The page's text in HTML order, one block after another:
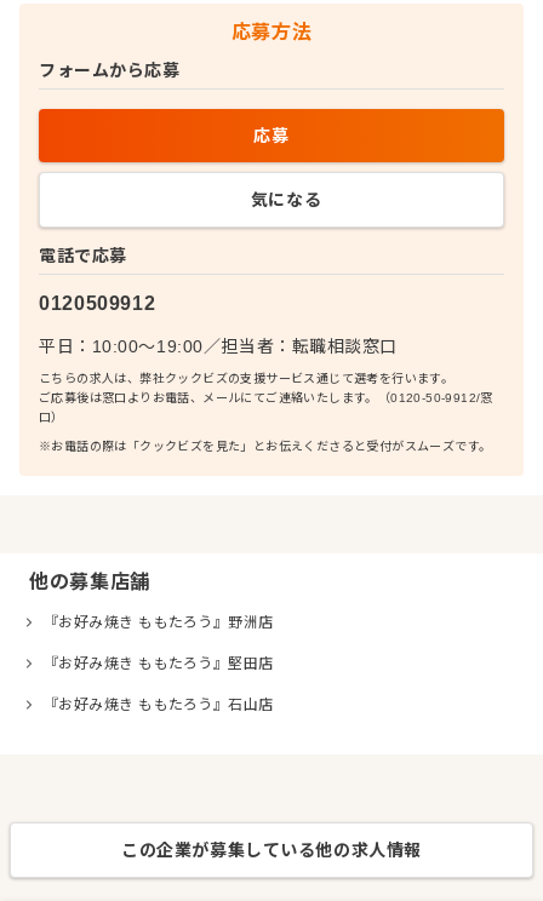
応募方法
電話で応募
0120509912
平日：10:00〜19:00／担当者： 転職相談窓口
こちらの求人は、弊社クックビズの支援サービス通じて選考を行います。
ご応募後は窓口よりお電話、メールにてご連絡いたします。（0120-50-9912/窓
口）
※お電話の際は「クックビズを見た」とお伝えくださると受付がスムーズです。
フォームから応募
応募
気になる
他の募集店舗
『お好み焼き ももたろう』野洲店
『お好み焼き ももたろう』堅田店
『お好み焼き ももたろう』石山店
この企業が募集している他の求人情報